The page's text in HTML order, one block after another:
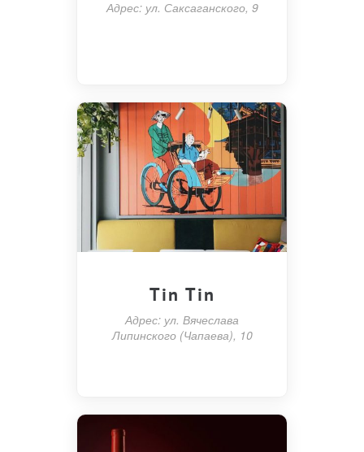
Адрес: ул. Саксаганского, 9
Tin Tin
Адрес: ул. Вячеслава
Липинского (Чапаева), 10